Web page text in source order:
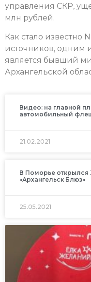
управления СКР,
млн рублей.
Как стало известно
источников, одним
является бывший
Архангельской
Видео: на главной
автомобильный
21.02.2021
В Поморье
«Архангельск Блюз»
25.05.2021